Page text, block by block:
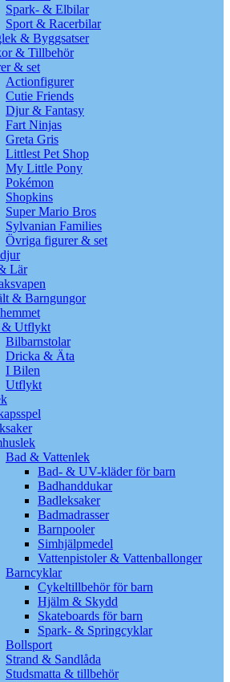
Spark- & Elbilar
Sport & Racerbilar
& Byggsatser
& Tillbehör
& set
Actionfigurer
Cutie Friends
Djur & Fantasy
Fart Ninjas
Greta Gris
Littlest Pet Shop
My Little Pony
Pokémon
Shopkins
Super Mario Bros
Sylvanian Families
Övriga figurer & set
Lär
& Barngungor
& Utflykt
Bilbarnstolar
Dricka & Äta
I Bilen
Utflykt
Bad & Vattenlek
Bad- & UV-kläder för barn
Badhanddukar
Badleksaker
Badmadrasser
Barnpooler
Simhjälpmedel
Vattenpistoler & Vattenballonger
Barncyklar
Cykeltillbehör för barn
Hjälm & Skydd
Skateboards för barn
Spark- & Springcyklar
Bollsport
Strand & Sandlåda
Studsmatta & tillbehör